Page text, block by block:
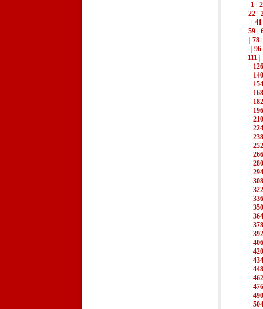
1
2
22 |
41
59 |
78
96
111
126
140
154
168
182
196
224
238
252
266
280
294
322
336
350
364
378
392
420
434
448
462
476
490